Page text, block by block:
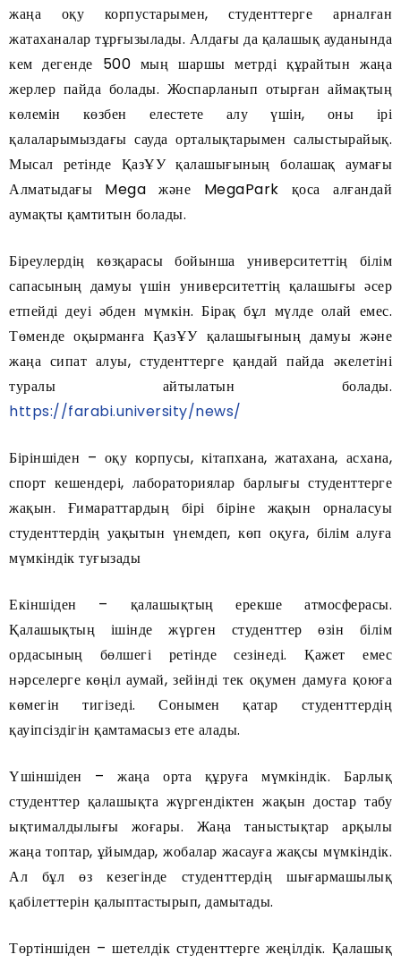
жаңа оқу корпустарымен, студенттерге арналған
жатаханалар тұрғызылады. Алдағы да қалашық ауданында
кем дегенде 500 мың шаршы метрді құрайтын жаңа
жерлер пайда болады. Жоспарланып отырған аймақтың
көлемін көзбен елестете алу үшін, оны ірі
қалаларымыздағы сауда орталықтарымен салыстырайық.
Мысал ретінде ҚазҰУ қалашығының болашақ аумағы
Алматыдағы Mega және MegaPark қоса алғандай
аумақты қамтитын болады.
Біреулердің көзқарасы бойынша университеттің білім
сапасының дамуы үшін университеттің қалашығы әсер
етпейді деуі әбден мүмкін. Бірақ бұл мүлде олай емес.
Төменде оқырманға ҚазҰУ қалашығының дамуы және
жаңа сипат алуы, студенттерге қандай пайда әкелетіні
туралы айтылатын болады.
https://farabi.university/news/
Біріншіден – оқу корпусы, кітапхана, жатахана, асхана,
спорт кешендері, лабораториялар барлығы студенттерге
жақын. Ғимараттардың бірі біріне жақын орналасуы
студенттердің уақытын үнемдеп, көп оқуға, білім алуға
мүмкіндік туғызады
Екіншіден – қалашықтың ерекше атмосферасы.
Қалашықтың ішінде жүрген студенттер өзін білім
ордасының бөлшегі ретінде сезінеді. Қажет емес
нәрселерге көңіл аумай, зейінді тек оқумен дамуға қоюға
көмегін тигізеді. Сонымен қатар студенттердің
қауіпсіздігін қамтамасыз ете алады.
Үшіншіден – жаңа орта құруға мүмкіндік. Барлық
студенттер қалашықта жүргендіктен жақын достар табу
ықтималдылығы жоғары. Жаңа таныстықтар арқылы
жаңа топтар, ұйымдар, жобалар жасауға жақсы мүмкіндік.
Ал бұл өз кезегінде студенттердің шығармашылық
қабілеттерін қалыптастырып, дамытады.
Төртіншіден – шетелдік студенттерге жеңілдік. Қалашық